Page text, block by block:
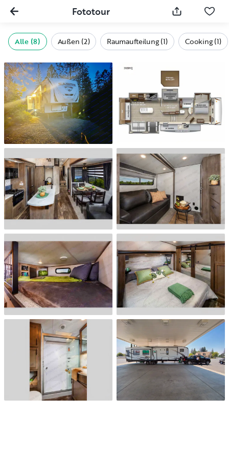
Fototour
Alle (8) Außen (2) Raumaufteilung (1) Cooking (1)